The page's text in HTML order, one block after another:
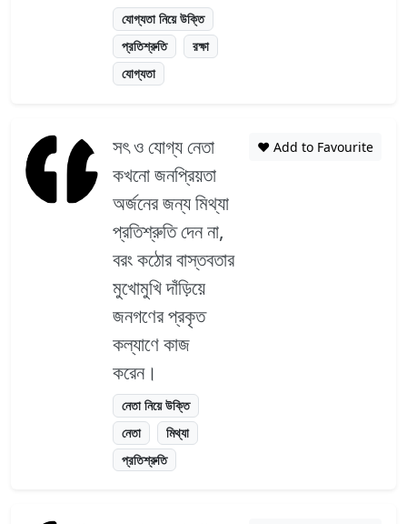
যোগ্যতা নিয়ে উক্তি
প্রতিশ্রুতি
রক্ষা
যোগ্যতা
সৎ ও যোগ্য নেতা
কখনো জনপ্রিয়তা
অর্জনের জন্য মিথ্যা
প্রতিশ্রুতি দেন না,
বরং কঠোর বাস্তবতার
মুখোমুখি দাঁড়িয়ে
জনগণের প্রকৃত
কল্যাণে কাজ
করেন।
নেতা নিয়ে উক্তি
নেতা
মিথ্যা
প্রতিশ্রুতি
❤️ Add to Favourite